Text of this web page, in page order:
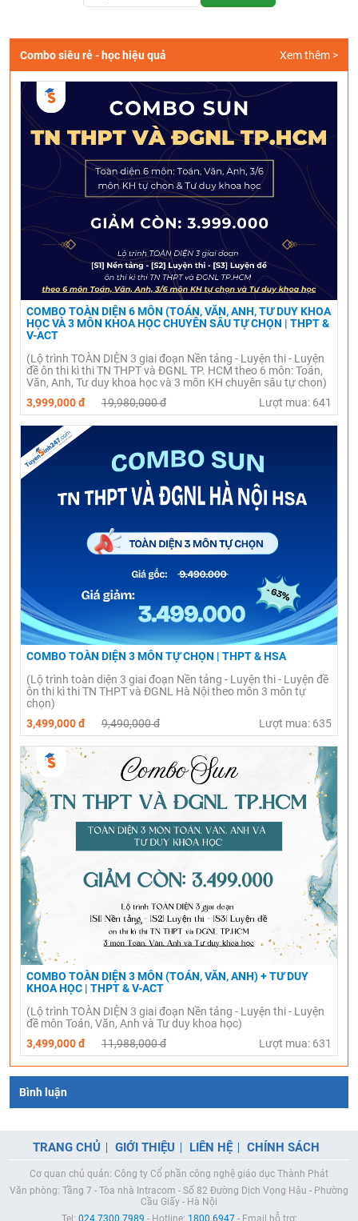
Combo siêu rẻ - học hiệu quả Xem thêm >
COMBO TOÀN DIỆN 6 MÔN (TOÁN, VĂN, ANH, TƯ DUY KHOA
HỌC VÀ 3 MÔN KHOA HỌC CHUYÊN SÂU TỰ CHỌN | THPT &
V-ACT
(Lộ trình TOÀN DIỆN 3 giai đoạn Nền tảng - Luyện thi - Luyện
đề ôn thi kì thi TN THPT và ĐGNL TP. HCM theo 6 môn: Toán,
Văn, Anh, Tư duy khoa học và 3 môn KH chuyên sâu tự chọn)
3,999,000 đ
19,980,000 đ Lượt mua: 641
COMBO TOÀN DIỆN 3 MÔN TỰ CHỌN | THPT & HSA
(Lộ trình toàn diện 3 giai đoạn Nền tảng - Luyện thi - Luyện đề
ôn thi kì thi TN THPT và ĐGNL Hà Nội theo môn 3 môn tự
chọn)
3,499,000 đ
9,490,000 đ Lượt mua: 635
COMBO TOÀN DIỆN 3 MÔN (TOÁN, VĂN, ANH) + TƯ DUY
KHOA HỌC | THPT & V-ACT
(Lộ trình TOÀN DIỆN 3 giai đoạn Nền tảng - Luyện thi - Luyện
đề môn Toán, Văn, Anh và Tư duy khoa học)
3,499,000 đ
11,988,000 đ Lượt mua: 631
Bình luận
TRANG CHỦ GIỚI THIỆU LIÊN HỆ CHÍNH SÁCH
Cơ quan chủ quản: Công ty Cổ phần công nghệ giáo dục Thành Phát
Văn phòng: Tầng 7 - Tòa nhà Intracom - Số 82 Đường Dịch Vọng Hậu - Phường
Cầu Giấy - Hà Nội
Tel: 024.7300.7989 - Hotline: 1800.6947- Email hỗ trợ: